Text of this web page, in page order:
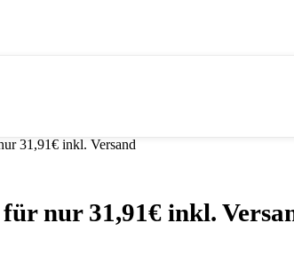
31,91€ inkl. Versand
nur 31,91€ inkl.